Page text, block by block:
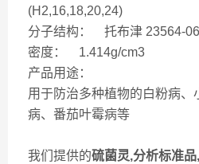
(H2,16,18,20,24)
分子结构： 托布津 23564-
密度： 1.414g/cm3
产品用途：
用于防治多种植物的白粉病、
病、番茄叶霉病等
我们提供的硫菌灵,分析标准